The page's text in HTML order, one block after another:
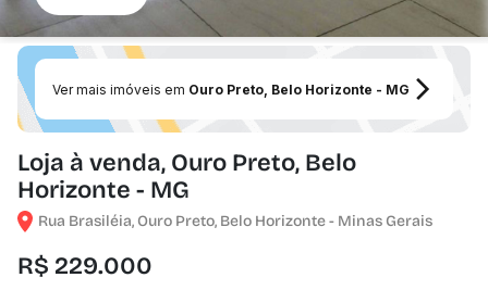
Ver mais imóveis em Ouro Preto, Belo Horizonte - MG
Loja à venda, Ouro Preto, Belo
Horizonte - MG
Rua Brasiléia, Ouro Preto, Belo Horizonte - Minas Gerais
R$ 229.000